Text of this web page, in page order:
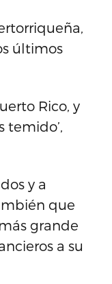
últimos
Rico, y
temido’,
y a
que
grande
a su